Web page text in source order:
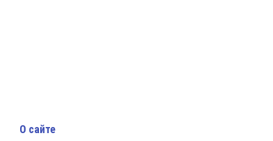
О сайте